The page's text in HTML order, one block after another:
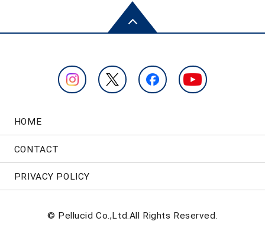
HOME
CONTACT
PRIVACY POLICY
© Pellucid Co.,Ltd.All Rights Reserved.